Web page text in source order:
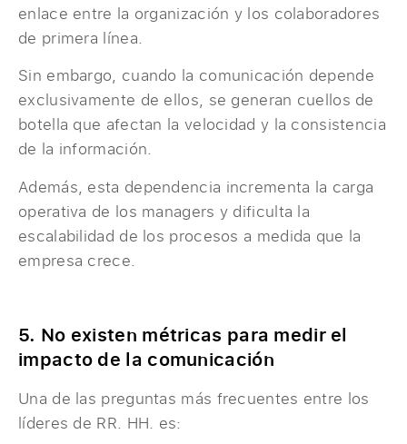
enlace entre la organización y los colaboradores
de primera línea.
Sin embargo, cuando la comunicación depende
exclusivamente de ellos, se generan cuellos de
botella que afectan la velocidad y la consistencia
de la información.
Además, esta dependencia incrementa la carga
operativa de los managers y dificulta la
escalabilidad de los procesos a medida que la
empresa crece.
5. No existen métricas para medir el
impacto de la comunicación
Una de las preguntas más frecuentes entre los
líderes de RR. HH. es: